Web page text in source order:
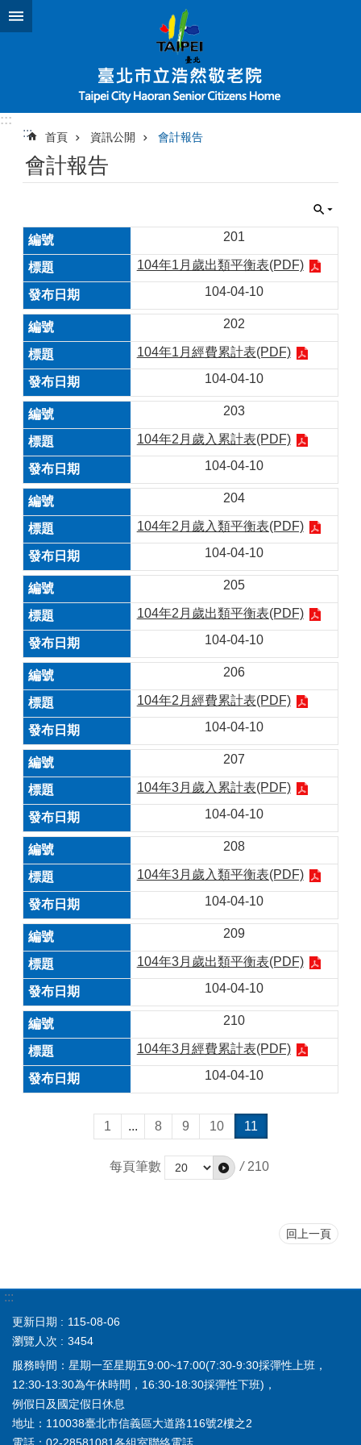
跳到主要內容區塊
:::
:::
首頁 資訊公開 會計報告
會計報告
201
104年1月歲出類平衡表(PDF)
104-04-10
202
104年1月經費累計表(PDF)
104-04-10
203
104年2月歲入累計表(PDF)
104-04-10
204
104年2月歲入類平衡表(PDF)
104-04-10
205
104年2月歲出類平衡表(PDF)
104-04-10
206
104年2月經費累計表(PDF)
104-04-10
207
104年3月歲入累計表(PDF)
104-04-10
208
104年3月歲入類平衡表(PDF)
104-04-10
209
104年3月歲出類平衡表(PDF)
104-04-10
210
104年3月經費累計表(PDF)
104-04-10
1 ... 8 9 10 11
每頁筆數 / 210
回上一頁
:::
更新日期
115-08-06
瀏覽人次
3454
服務時間：星期一至星期五9:00~17:00(7:30-9:30採彈性上班，
12:30-13:30為午休時間，16:30-18:30採彈性下班)，
例假日及國定假日休息
地址：110038臺北市信義區大道路116號2樓之2
電話：02-28581081各組室聯絡電話